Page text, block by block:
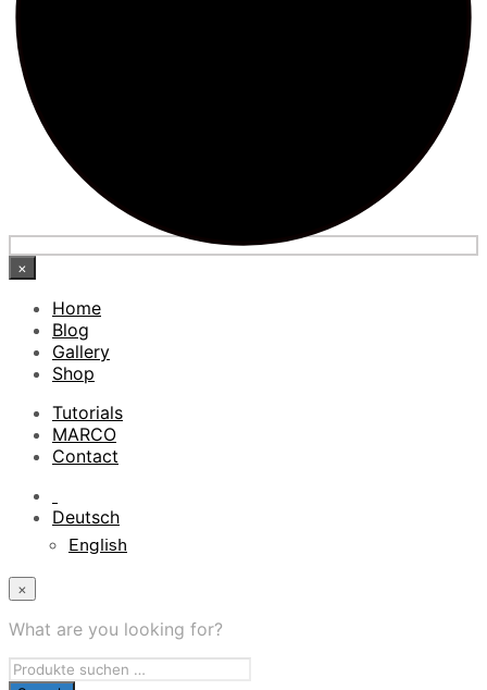
×
Home
Blog
Gallery
Shop
Tutorials
MARCO
Contact
Deutsch
English
×
What are you looking for?